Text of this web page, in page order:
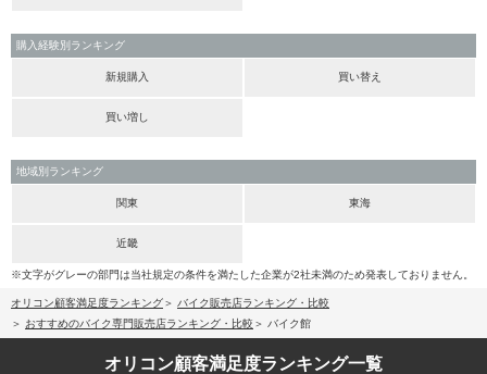
購入経験別ランキング
新規購入 買い替え
買い増し
地域別ランキング
関東 東海
近畿
※文字がグレーの部門は当社規定の条件を満たした企業が2社未満のため発表しておりません。
オリコン顧客満足度ランキング
バイク販売店ランキング・比較
おすすめのバイク専門販売店ランキング・比較
バイク館
オリコン顧客満足度ランキング一覧